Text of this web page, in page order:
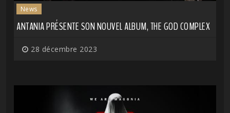
News
ANTANIA PRÉSENTE SON NOUVEL ALBUM, THE GOD COMPLEX
28 décembre 2023